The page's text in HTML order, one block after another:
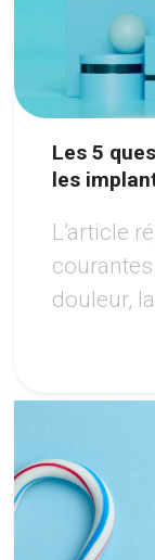
Les 5
les
L’article
douleur,
option
sourire